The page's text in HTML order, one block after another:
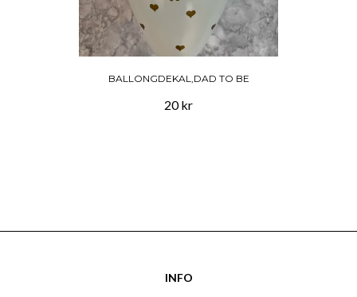
BALLONGDEKAL,DAD TO BE
20 kr
INFO